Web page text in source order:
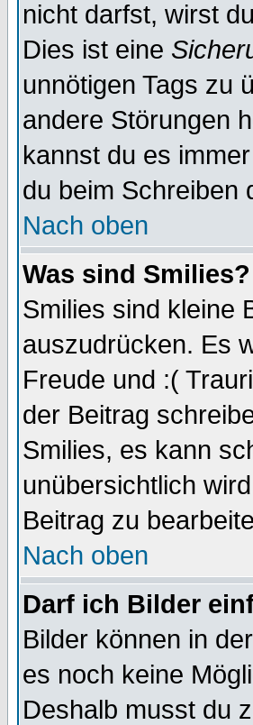
nicht darfst, wirst
Dies ist eine
unnötigen Tags zu
andere Störungen
kannst du es
du beim Schreiben
Nach oben
Was sind Smilies?
Smilies sind kleine
auszudrücken. Es
Freude und :(
der Beitrag
Smilies, es kann
unübersichtlich
Beitrag zu
Nach oben
Darf ich Bilder
Bilder können in
es noch keine
Deshalb musst du